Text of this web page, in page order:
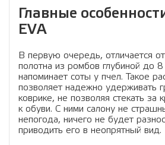
Главные
EVA
В первую очередь, отличается
полотна из ромбов глубиной до
напоминает соты у пчел. Такое
позволяет надежно удерживать
коврике, не позволяя стекать за
к обуви. С ними салону не
непогода, ничего не будет
приводить его в неопрятный вид.